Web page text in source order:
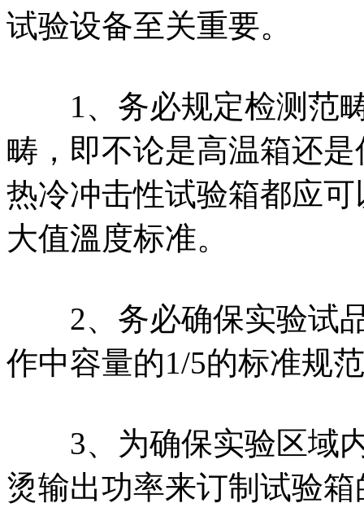
试验设备至关重要。
1、务必规定检测范畴
畴，即不论是高温箱还
热冷冲击性试验箱都应
大值溫度标准。
2、务必确保实验试品
作中容量的1/5的标准规
3、为确保实验区域内
烫输出功率来订制试验